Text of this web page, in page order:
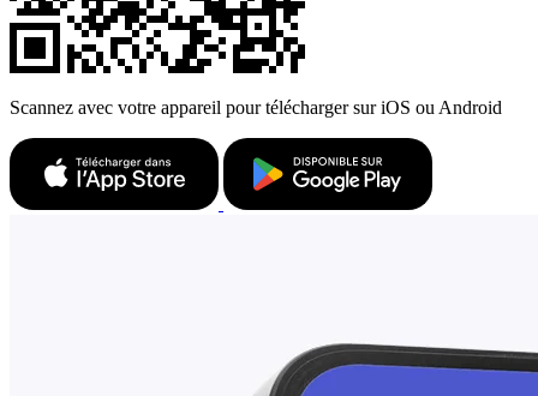
Scannez avec votre appareil pour télécharger sur iOS ou Android